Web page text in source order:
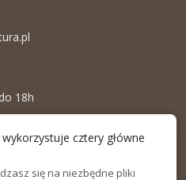
18h
cztery główne
się na niezbędne pliki